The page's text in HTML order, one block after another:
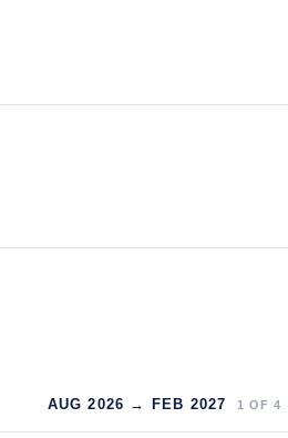
AUG 2026 → FEB 2027 1 OF 4